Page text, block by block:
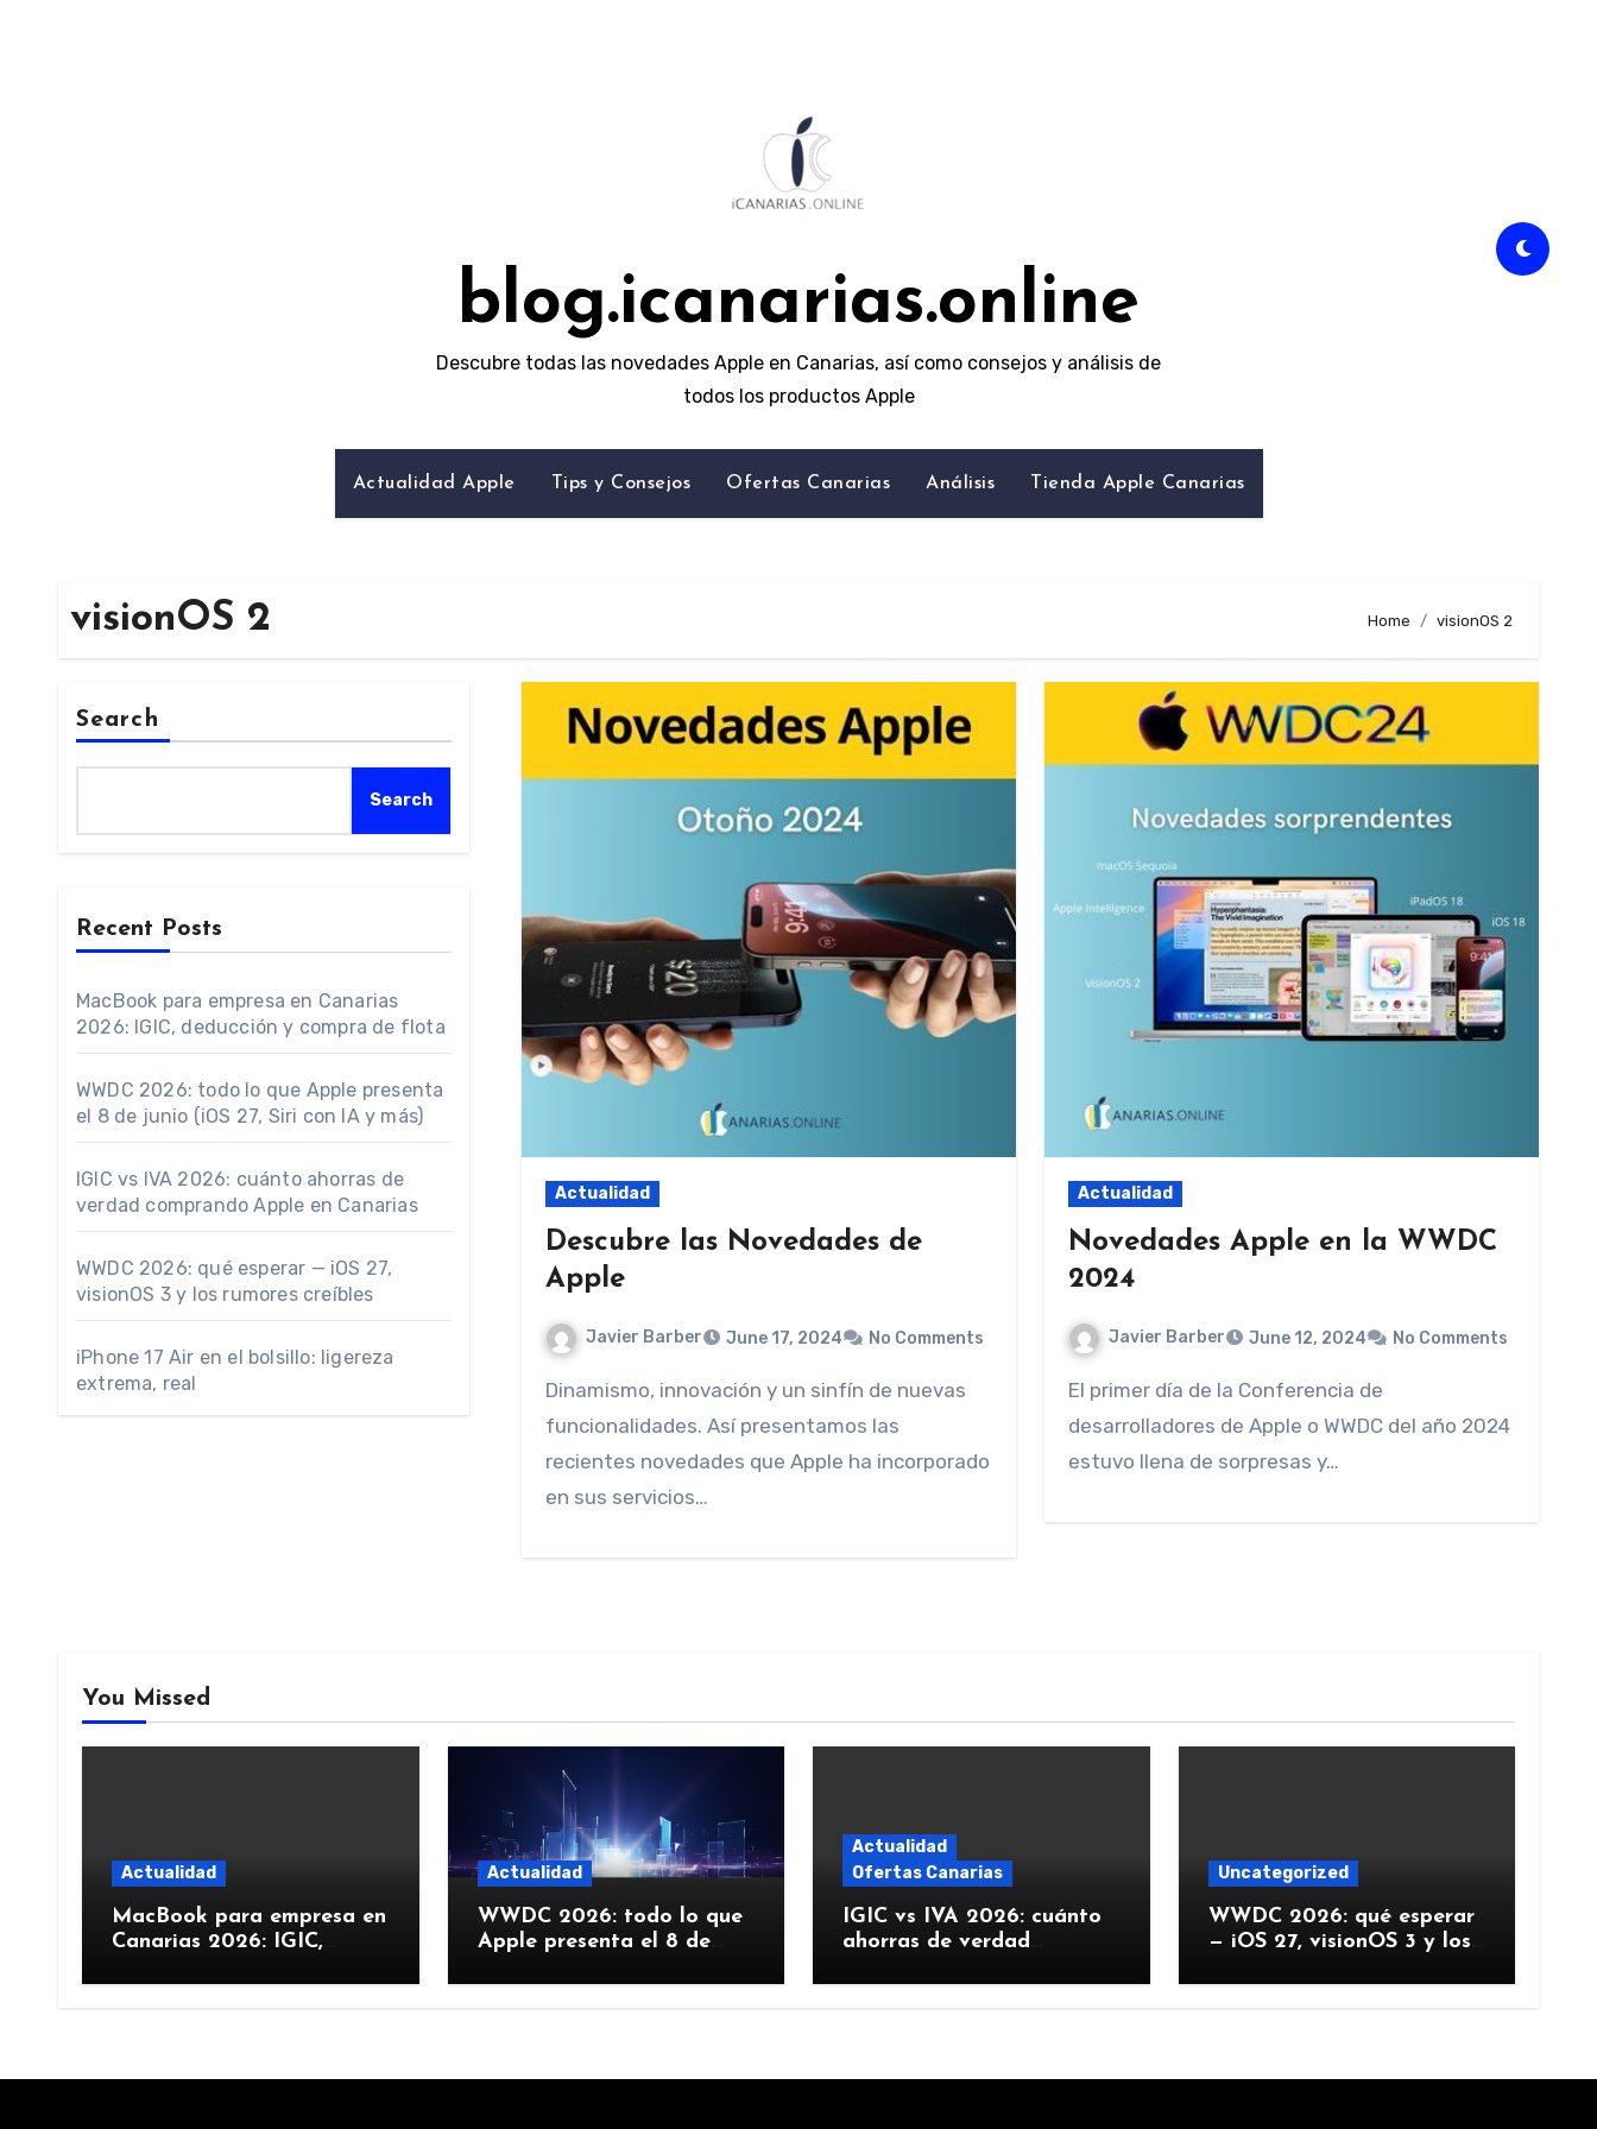
blog.icanarias.online
Descubre todas las novedades Apple en Canarias, así como consejos y análisis de
todos los productos Apple
Actualidad Apple Tips y Consejos Ofertas Canarias Análisis Tienda Apple Canarias
visionOS 2 Home visionOS 2
Search
Search
Recent Posts
MacBook para empresa en Canarias
2026: IGIC, deducción y compra de flota
WWDC 2026: todo lo que Apple presenta
el 8 de junio (iOS 27, Siri con IA y más)
IGIC vs IVA 2026: cuánto ahorras de
verdad comprando Apple en Canarias
WWDC 2026: qué esperar — iOS 27,
visionOS 3 y los rumores creíbles
iPhone 17 Air en el bolsillo: ligereza
extrema, real
Actualidad
Descubre las Novedades de
Apple
Javier Barber June 17, 2024 No Comments
Dinamismo, innovación y un sinfín de nuevas
funcionalidades. Así presentamos las
recientes novedades que Apple ha incorporado
en sus servicios…
Actualidad
Novedades Apple en la WWDC
2024
Javier Barber June 12, 2024 No Comments
El primer día de la Conferencia de
desarrolladores de Apple o WWDC del año 2024
estuvo llena de sorpresas y…
You Missed
Actualidad
MacBook para empresa en
Canarias 2026: IGIC,
flota
Actualidad
WWDC 2026: todo lo que
Apple presenta el 8 de
más)
Actualidad
Ofertas Canarias
IGIC vs IVA 2026: cuánto
ahorras de verdad
Canarias
Uncategorized
WWDC 2026: qué esperar
— iOS 27, visionOS 3 y los